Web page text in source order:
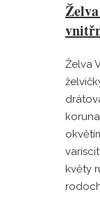
Želva
květy